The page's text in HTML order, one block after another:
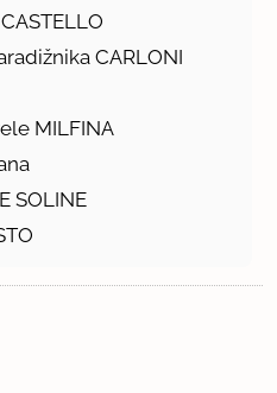
CARLONI
MILFINA
SOLINE